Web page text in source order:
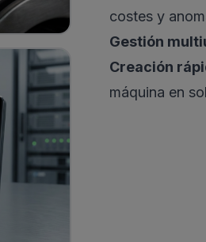
costes y
Gestión
Creación
máquina en